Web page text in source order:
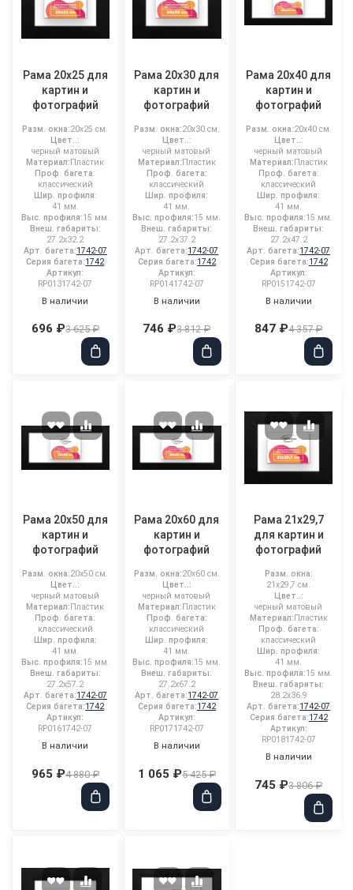
Рама 20x25 для
картин и
фотографий
Разм. окна:20x25 см.
Цвет..:
черный матовый
Материал:Пластик
Проф. багета:
классический
Шир. профиля:
41 мм.
Выс. профиля:15 мм.
Внеш. габариты:
27.2x32.2
Арт. багета:1742-07
Серия багета:1742
Артикул:
RP0131742-07
В наличии
696 ₽3 625 ₽
Рама 20x30 для
картин и
фотографий
Разм. окна:20x30 см.
Цвет..:
черный матовый
Материал:Пластик
Проф. багета:
классический
Шир. профиля:
41 мм.
Выс. профиля:15 мм.
Внеш. габариты:
27.2x37.2
Арт. багета:1742-07
Серия багета:1742
Артикул:
RP0141742-07
В наличии
746 ₽3 812 ₽
Рама 20x40 для
картин и
фотографий
Разм. окна:20x40 см.
Цвет..:
черный матовый
Материал:Пластик
Проф. багета:
классический
Шир. профиля:
41 мм.
Выс. профиля:15 мм.
Внеш. габариты:
27.2x47.2
Арт. багета:1742-07
Серия багета:1742
Артикул:
RP0151742-07
В наличии
847 ₽4 357 ₽
Рама 20x50 для
картин и
фотографий
Разм. окна:20x50 см.
Цвет..:
черный матовый
Материал: Пластик
Проф. багета:
классический
Шир. профиля:
41 мм.
Выс. профиля:15 мм.
Внеш. габариты:
27.2x57.2
Арт. багета:1742-07
Серия багета:1742
Артикул:
RP0161742-07
В наличии
965 ₽4 880 ₽
Рама 20x60 для
картин и
фотографий
Разм. окна:20x60 см.
Цвет..:
черный матовый
Материал: Пластик
Проф. багета:
классический
Шир. профиля:
41 мм.
Выс. профиля:15 мм.
Внеш. габариты:
27.2x67.2
Арт. багета:1742-07
Серия багета:1742
Артикул:
RP0171742-07
В наличии
1 065 ₽5 425 ₽
Рама 21x29,7
для картин и
фотографий
Разм. окна:
21x29,7 см.
Цвет..:
черный матовый
Материал: Пластик
Проф. багета:
классический
Шир. профиля:
41 мм.
Выс. профиля:15 мм.
Внеш. габариты:
28.2x36.9
Арт. багета:1742-07
Серия багета:1742
Артикул:
RP0181742-07
В наличии
745 ₽3 806 ₽